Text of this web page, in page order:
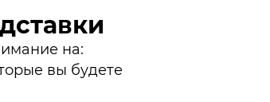
на:
вы будете